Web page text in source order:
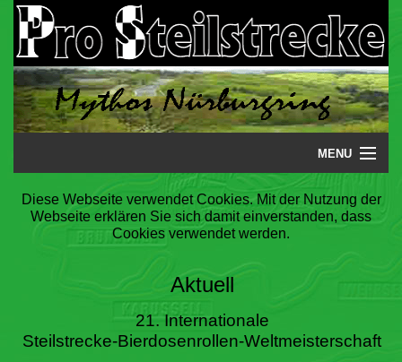
MENU
Startseite
Steilstrecke
Literatur
Diese Webseite verwendet Cookies. Mit der Nutzung der
Webseite erklären Sie sich damit einverstanden, dass
Cookies verwendet werden.
Aktuell
21. Internationale
Steilstrecke-Bierdosenrollen-Weltmeisterschaft